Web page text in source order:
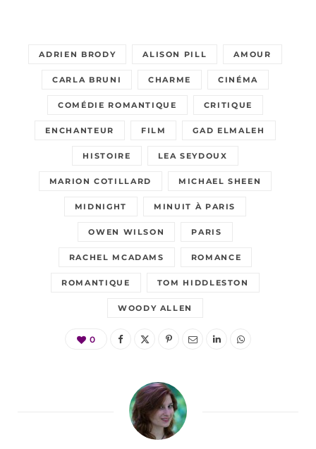
ADRIEN BRODY ALISON PILL AMOUR
CARLA BRUNI CHARME CINÉMA
COMÉDIE ROMANTIQUE CRITIQUE
ENCHANTEUR FILM GAD ELMALEH
HISTOIRE LEA SEYDOUX
MARION COTILLARD MICHAEL SHEEN
MIDNIGHT MINUIT À PARIS
OWEN WILSON PARIS
RACHEL MCADAMS ROMANCE
ROMANTIQUE TOM HIDDLESTON
WOODY ALLEN
0